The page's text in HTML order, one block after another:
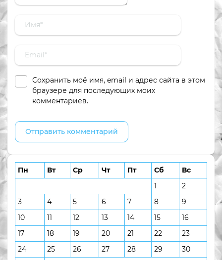
Сохранить моё имя, email и адрес сайта в этом
браузере для последующих моих
комментариев.
Пн Вт Ср Чт Пт Сб
Вс
1
2
3
4 5 6 7 8
9
10
11 12 13 14 15
16
17
18 19 20 21 22
23
24
25 26 27 28 29 30